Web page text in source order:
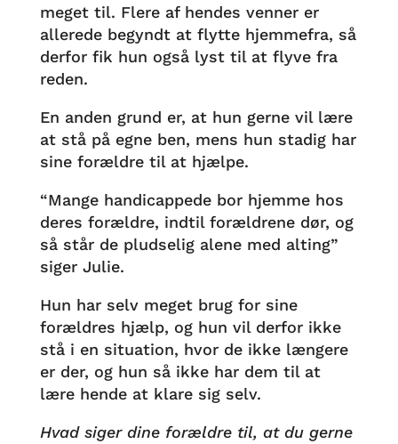
meget til. Flere af hendes venner er
allerede begyndt at flytte hjemmefra, så
derfor fik hun også lyst til at flyve fra
reden.
En anden grund er, at hun gerne vil lære
at stå på egne ben, mens hun stadig har
sine forældre til at hjælpe.
“Mange handicappede bor hjemme hos
deres forældre, indtil forældrene dør, og
så står de pludselig alene med alting”
siger Julie.
Hun har selv meget brug for sine
forældres hjælp, og hun vil derfor ikke
stå i en situation, hvor de ikke længere
er der, og hun så ikke har dem til at
lære hende at klare sig selv.
Hvad siger dine forældre til, at du gerne